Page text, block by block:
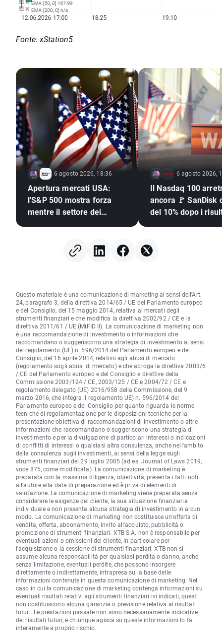
Fonte: xStation5
6 agosto 2026, 18:36
Apertura mercati USA:
l'S&P 500 mostra forza
mentre il settore dei
6 agosto 2026,
Il Nasdaq 100
ancora 🚩 SanDisk
del 10% dopo i
Questo materiale è una comunicazione di marketing ai sensi dell'Art.
24, paragrafo 3, della direttiva 2014/65 / UE del Parlamento europeo
e del Consiglio, del 15 maggio 2014, relativa ai mercati degli
strumenti finanziari e che modifica la direttiva 2002/92 / CE e la
direttiva 2011/61 / UE (MiFID II). La comunicazione di marketing non
è una raccomandazione di investimento o informazioni che
raccomandano o suggeriscono una strategia di investimento ai sensi
del regolamento (UE) n. 596/2014 del Parlamento europeo e del
Consiglio, del 16 aprile 2014, relativo agli abusi di mercato
(regolamento sugli abusi di mercato) e che abroga la direttiva 2003/6
/ CE del Parlamento europeo e del Consiglio e direttive della
Commissione 2003/124 / CE, 2003/125 / CE e 2004/72 / CE e
regolamento delegato (UE) 2016/958 della Commissione, del 9
marzo 2016, che integra il regolamento UE) n. 596/2014 del
Parlamento europeo e del Consiglio per quanto riguarda le norme
tecniche di regolamentazione per le disposizioni tecniche per la
presentazione obiettiva di raccomandazioni di investimento o altre
informazioni che raccomandano o suggeriscono una strategia di
investimento e per la divulgazione di particolari interessi o indicazioni
di conflitti di interessi o qualsiasi altra consulenza, anche nell'ambito
della consulenza sugli investimenti, ai sensi della legge sugli
strumenti finanziari del 29 luglio 2005 (ad es. Journal of Laws 2019,
voce 875, come modificata). La comunicazione di marketing è
preparata con la massima diligenza, obiettività, presenta i fatti noti
all'autore alla data di preparazione ed è priva di elementi di
valutazione. La comunicazione di marketing viene preparata senza
considerare le esigenze del cliente, la sua situazione finanziaria
individuale e non presenta alcuna strategia di investimento in alcun
modo. La comunicazione di marketing non costituisce un'offerta di
vendita, offerta, abbonamento, invito all'acquisto, pubblicità o
promozione di strumenti finanziari. XTB S.A. non è responsabile per
eventuali azioni o omissioni del cliente, in particolare per
l'acquisizione o la cessione di strumenti finanziari. XTB non si
assume alcuna responsabilità per qualsiasi perdita o danno, anche
senza limitazione, eventuali perdite, che possono insorgere
direttamente o indirettamente, intrapresa sulla base delle
informazioni contenute in questa comunicazione di marketing. Nel
caso in cui la comunicazione di marketing contenga informazioni su
eventuali risultati relativi agli strumenti finanziari ivi indicati, questi
non costituiscono alcuna garanzia o previsione relativa ai risultati
futuri. Le prestazioni passate non sono necessariamente indicative
dei risultati futuri, e chiunque agisca su queste informazioni lo fa
interamente a proprio rischio.